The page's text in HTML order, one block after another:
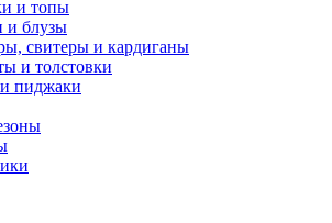
и топы
и блузы
свитеры и кардиганы
и толстовки
пиджаки